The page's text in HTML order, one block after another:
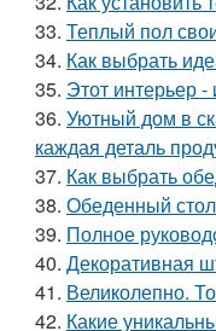
33. Теплый пол
34. Как выбрать
35. Этот интерьер
36. Уютный дом в
каждая деталь
37. Как выбрать
38. Обеденный
39. Полное
40. Декоративная
41. Великолепно.
42. Какие